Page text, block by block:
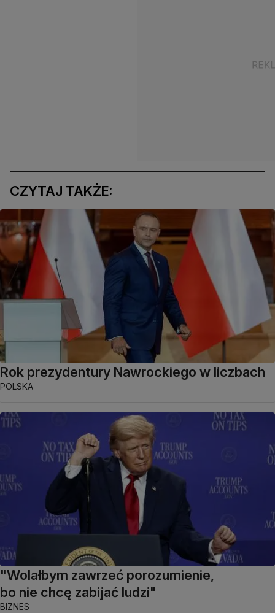
CZYTAJ TAKŻE:
Rok prezydentury Nawrockiego w liczbach
POLSKA
"Wolałbym zawrzeć porozumienie,
bo nie chcę zabijać ludzi"
BIZNES